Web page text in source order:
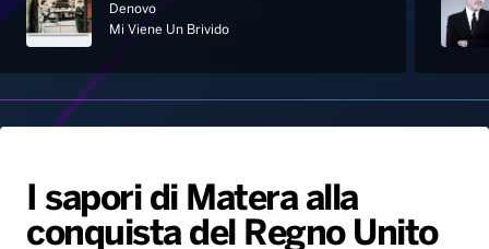
Home
Palinsesto
Hit Dance
Giochi&Concorsi
PALATOUR
Notizie
Locali
Musica e Spettacolo
Playlist
Generale
Notiziario
Gallery
Radio Norba News TV
Denovo
Mi Viene Un Brivido
I sapori di Matera alla
conquista del Regno Unito